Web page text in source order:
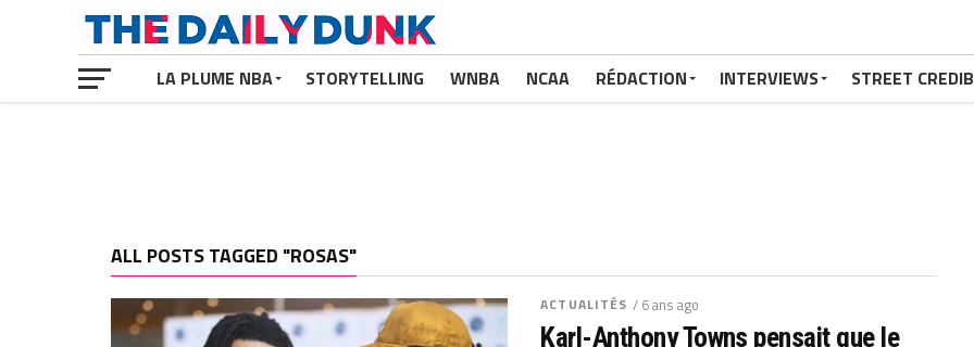
LA PLUME NBA STORYTELLING WNBA NCAA RÉDACTION INTERVIEWS STREET
ALL POSTS TAGGED "ROSAS"
ACTUALITÉS / 6 ans ago
Karl-Anthony Towns pensait que le